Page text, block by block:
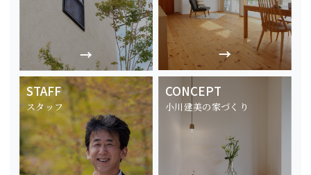
STAFF
スタッフ
CONCEPT
小川建美の家づくり